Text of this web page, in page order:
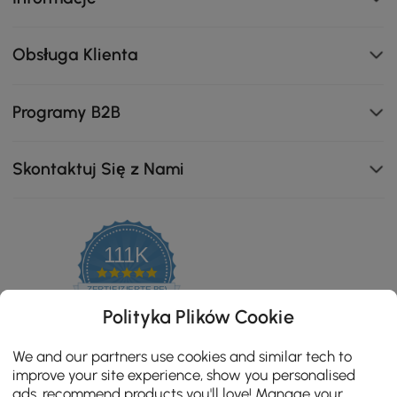
Wykończony wytrzymałym blatem ze spiekanego
Obsługa Klienta
Programy B2B
Skontaktuj Się z Nami
111K
4.8
star
ZERTIFIZIERTE BEWERTUNGEN
Polityka Plików Cookie
We and our partners use cookies and similar tech to
improve your site experience, show you personalised
ads, recommend products you'll love! Manage your